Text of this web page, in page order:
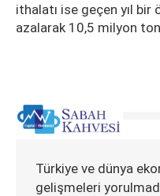
ithalatı ise geçen yıl bir
azalarak 10,5 milyon
Türkiye ve dünya
gelişmeleri